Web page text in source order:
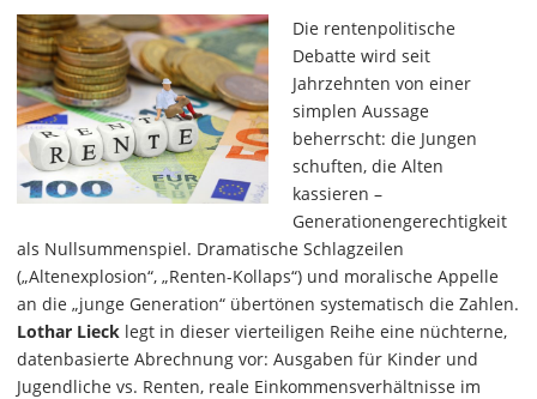
Die rentenpolitische
Debatte wird seit
Jahrzehnten von einer
simplen Aussage
beherrscht: die Jungen
schuften, die Alten
kassieren –
Generationengerechtigkeit
als Nullsummenspiel. Dramatische Schlagzeilen
(„Altenexplosion“, „Renten-Kollaps“) und moralische Appelle
an die „junge Generation“ übertönen systematisch die Zahlen.
Lothar Lieck legt in dieser vierteiligen Reihe eine nüchterne,
datenbasierte Abrechnung vor: Ausgaben für Kinder und
Jugendliche vs. Renten, reale Einkommensverhältnisse im